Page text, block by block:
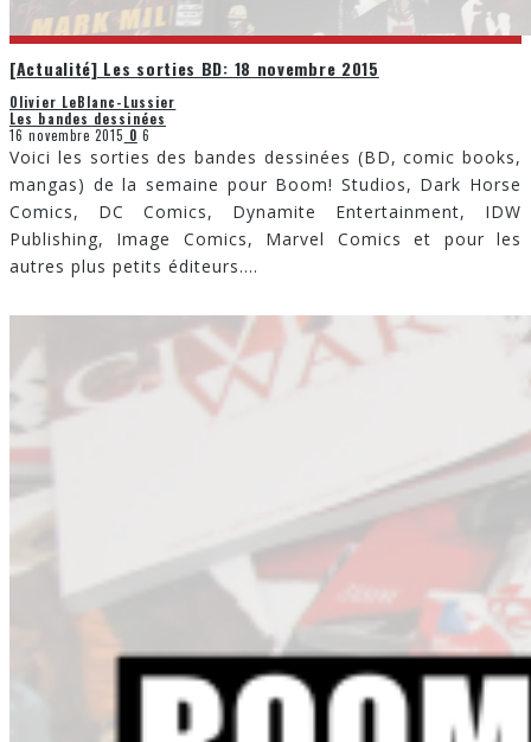
[Actualité] Les sorties BD: 18 novembre 2015
Olivier LeBlanc-Lussier
Les bandes dessinées
16 novembre 2015 0 6
Voici les sorties des bandes dessinées (BD, comic books,
mangas) de la semaine pour Boom! Studios, Dark Horse
Comics, DC Comics, Dynamite Entertainment, IDW
Publishing, Image Comics, Marvel Comics et pour les
autres plus petits éditeurs....